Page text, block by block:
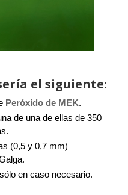
el siguiente:
Peróxido de MEK.
de una de ellas de 350
(0,5 y 0,7 mm)
en caso necesario.